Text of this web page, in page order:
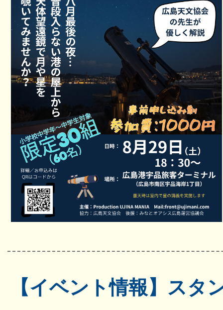
【イベント情報】スタ